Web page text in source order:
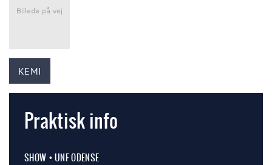
KEMI
Praktisk info
SHOW • UNF ODENSE